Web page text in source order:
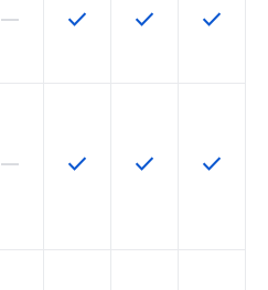
Esta función no está disponible en
horizontal_rule Esta función está
check Esta función
check Esta
check
Esta función no está disponible en
horizontal_rule Esta función está
check Esta función
check Esta
check